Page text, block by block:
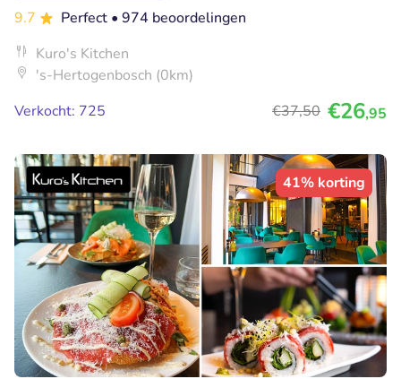
9.7
Perfect • 974 beoordelingen
Kuro's Kitchen
's-Hertogenbosch (0km)
Verkocht: 725
€37,50 €26,95
41% korting